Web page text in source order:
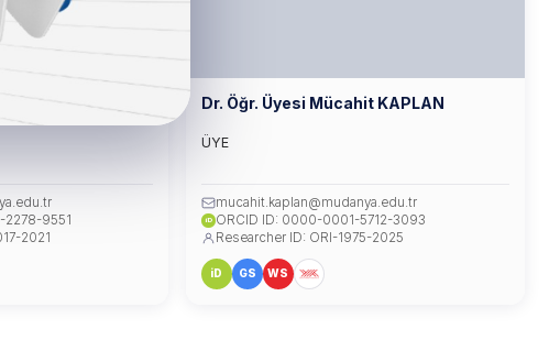
9551
2021
Dr. Öğr. Üyesi Mücahit KAPLAN
ÜYE
mucahit.kaplan@mudanya.edu.tr
iD ORCID ID: 0000-0001-5712-3093
Researcher ID: ORI-1975-2025
iD GS WS